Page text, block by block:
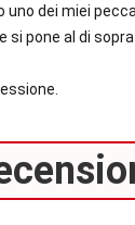
uno dei miei
si pone al di sopra